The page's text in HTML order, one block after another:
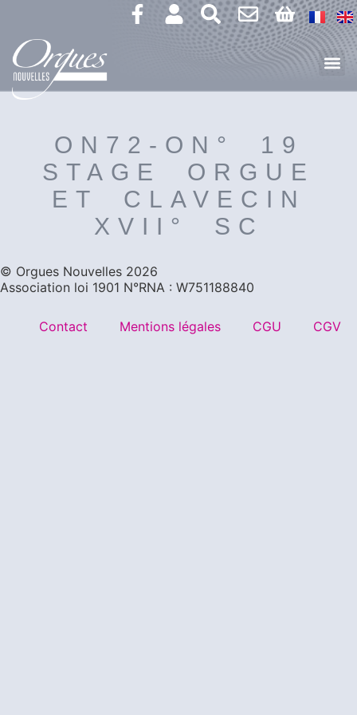
ON72-ON° 19
STAGE ORGUE
ET CLAVECIN
XVII° SC
©️ Orgues Nouvelles 2026
Association loi 1901 N°RNA : W751188840
Contact Mentions légales CGU CGV